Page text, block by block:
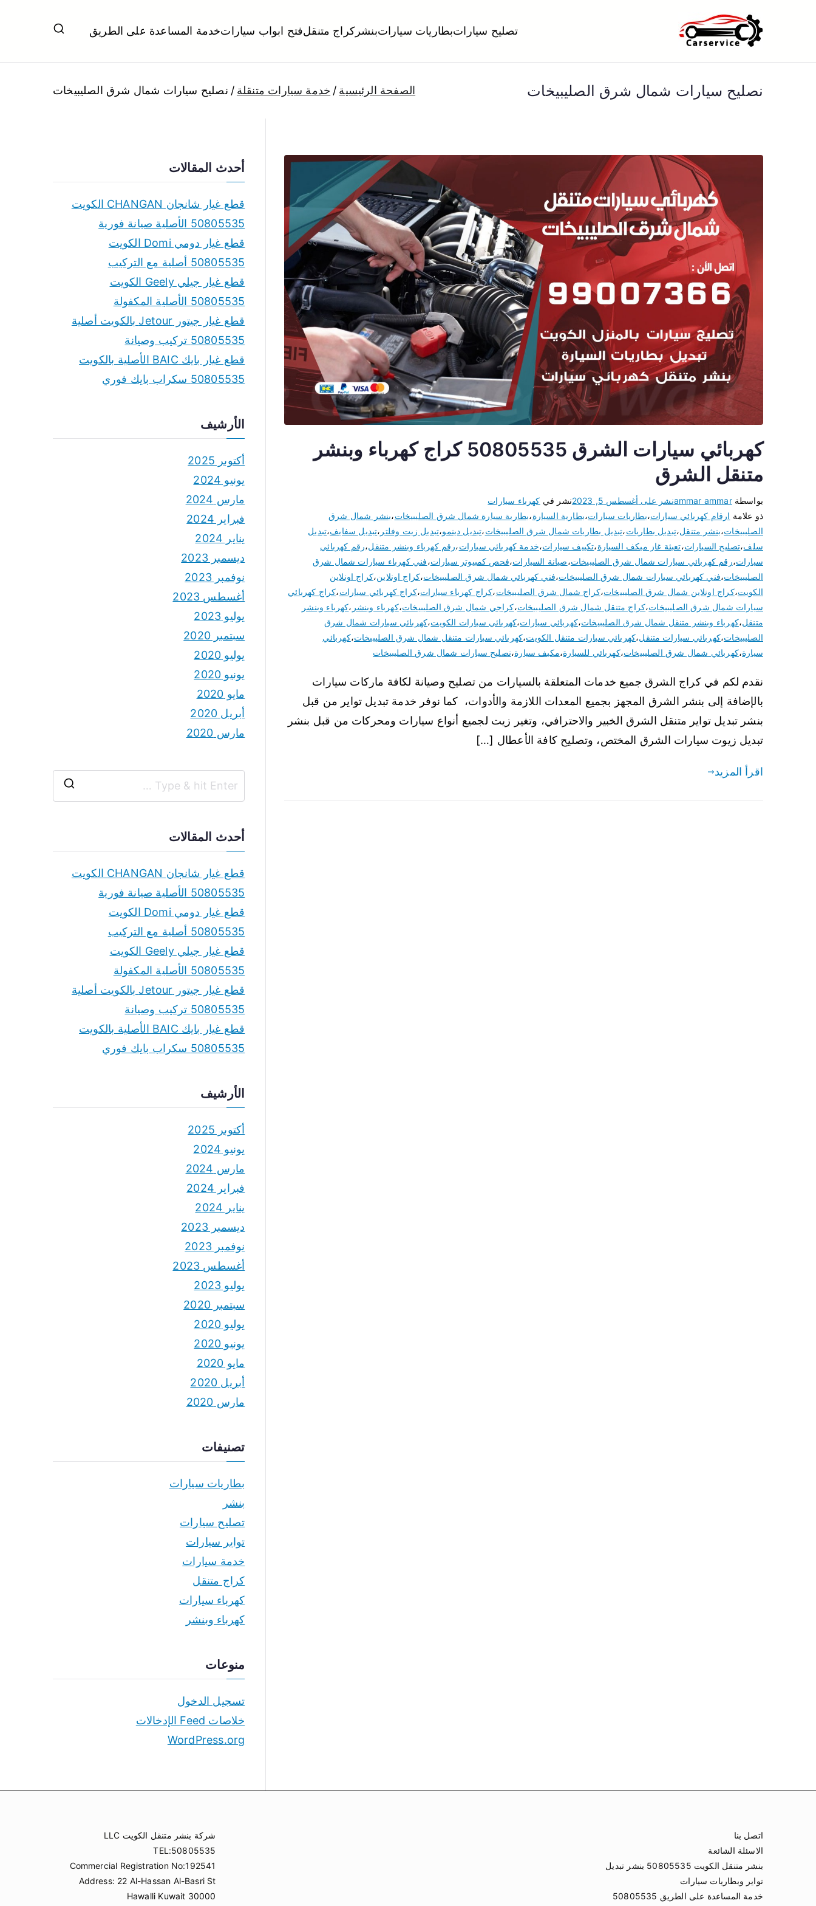
بنشر متنقل الكويت
بنشر متنقل الكويت كهرباء وبنشر تبديل تواير تواير اطارات عجلات تصليح وصيانة سيارات امام المنزل تبديل بطاريات بارخص الاسعار
تصليح سياراتبطاريات سياراتبنشر كراج متنقلفتح ابواب سياراتخدمة المساعدة على الطريق
نصليح سيارات شمال شرق الصليبيخات الصفحة الرئيسية خدمة سيارات متنقلة نصليح سيارات شمال شرق الصليبيخات
كهربائي سيارات الشرق 50805535 كراج كهرباء وبنشر
متنقل الشرق
بواسطةammar ammarنشر على أغسطس 5, 2023 نشر في كهرباء سيارات
ذو علامة ارقام كهربائي سيارات،بطاريات سيارات،بطارية السيارة،بطارية سيارة شمال شرق الصليبيخات،بنشر شمال شرق
الصليبيخات،بنشر متنقل،تبديل بطاريات،تبديل بطاريات شمال شرق الصليبيخات،تبديل دينمو،تبديل زيت وفلتر ،تبديل سفايف،تبديل
سلف،تصليح السيارات،تعبئة غاز ميكف السيارة،تكييف سيارات،خدمة كهربائي سيارات،رقم كهرباء وبنشر متنقل،رقم كهربائي
سيارات،رقم كهربائي سيارات شمال شرق الصليبيخات،صيانة السيارات،فحص كمبيوتر سيارات،فني كهرباء سيارات شمال شرق
الصليبيخات،فني كهربائي سيارات شمال شرق الصليبيخات،فني كهربائي شمال شرق الصليبيخات،كراج اونلاين،كراج اونلاين
الكويت،كراج اونلاين شمال شرق الصليبيخات،كراج شمال شرق الصليبيخات،كراج كهرباء سيارات،كراج كهربائي سيارات،كراج كهربائي
سيارات شمال شرق الصليبيخات،كراج متنقل شمال شرق الصليبيخات،كراجي شمال شرق الصليبيخات،كهرباء وبنشر ،كهرباء وبنشر
متنقل،كهرباء وبنشر متنقل شمال شرق الصليبيخات،كهربائي سيارات،كهربائي سيارات الكويت،كهربائي سيارات شمال شرق
الصليبيخات،كهربائي سيارات متنقل،كهربائي سيارات متنقل الكويت،كهربائي سيارات متنقل شمال شرق الصليبيخات،كهربائي
سيارة،كهربائي شمال شرق الصليبيخات،كهربائي للسيارة،مكيف سيارة،نصليح سيارات شمال شرق الصليبيخات
نقدم لكم في كراج الشرق جميع خدمات المتعلقة بالسيارات من تصليح وصيانة لكافة ماركات سيارات
بالإضافة إلى بنشر الشرق المجهز بجميع المعدات اللازمة والأدوات، كما نوفر خدمة تبديل تواير من قبل
بنشر تبديل تواير متنقل الشرق الخبير والاحترافي، وتغير زيت لجميع أنواع سيارات ومحركات من قبل بنشر
تبديل زيوت سيارات الشرق المختص، وتصليح كافة الأعطال […]
اقرأ المزيد
أحدث المقالات
قطع غيار شانجان CHANGAN الكويت
50805535 الأصلية صيانة فورية
قطع غيار دومي Domi الكويت
50805535 أصلية مع التركيب
قطع غيار جيلي Geely الكويت
50805535 الأصلية المكفولة
قطع غيار جيتور Jetour بالكويت أصلية
50805535 تركيب وصيانة
قطع غيار بايك BAIC الأصلية بالكويت
50805535 سكراب بايك فوري
الأرشيف
أكتوبر 2025
يونيو 2024
مارس 2024
فبراير 2024
يناير 2024
ديسمبر 2023
نوفمبر 2023
أغسطس 2023
يوليو 2023
سبتمبر 2020
يوليو 2020
يونيو 2020
مايو 2020
أبريل 2020
مارس 2020
r
أحدث المقالات
قطع غيار شانجان CHANGAN الكويت
50805535 الأصلية صيانة فورية
قطع غيار دومي Domi الكويت
50805535 أصلية مع التركيب
قطع غيار جيلي Geely الكويت
50805535 الأصلية المكفولة
قطع غيار جيتور Jetour بالكويت أصلية
50805535 تركيب وصيانة
قطع غيار بايك BAIC الأصلية بالكويت
50805535 سكراب بايك فوري
الأرشيف
أكتوبر 2025
يونيو 2024
مارس 2024
فبراير 2024
يناير 2024
ديسمبر 2023
نوفمبر 2023
أغسطس 2023
يوليو 2023
سبتمبر 2020
يوليو 2020
يونيو 2020
مايو 2020
أبريل 2020
مارس 2020
تصنيفات
بطاريات سيارات
بنشر
تصليح سيارات
تواير سيارات
خدمة سيارات
كراج متنقل
كهرباء سيارات
كهرباء وبنشر
منوعات
تسجيل الدخول
خلاصات Feed الإدخالات
WordPress.org
اتصل بنا
الاسئلة الشائعة
بنشر متنقل الكويت 50805535 بنشر تبديل
تواير وبطاريات سيارات
خدمة المساعدة على الطريق 50805535
شركة بنشر متنقل الكويت LLC
TEL:50805535
Commercial Registration No:192541
Address: 22 Al-Hassan Al-Basri St
Hawalli Kuwait 30000